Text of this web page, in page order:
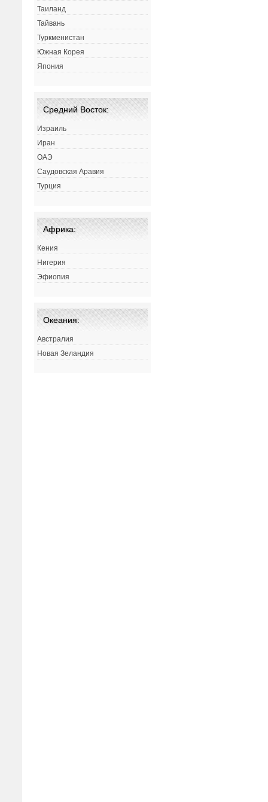
Таиланд
Тайвань
Туркменистан
Южная Корея
Япония
Средний Восток:
Израиль
Иран
ОАЭ
Саудовская Аравия
Турция
Африка:
Кения
Нигерия
Эфиопия
Океания:
Австралия
Новая Зеландия